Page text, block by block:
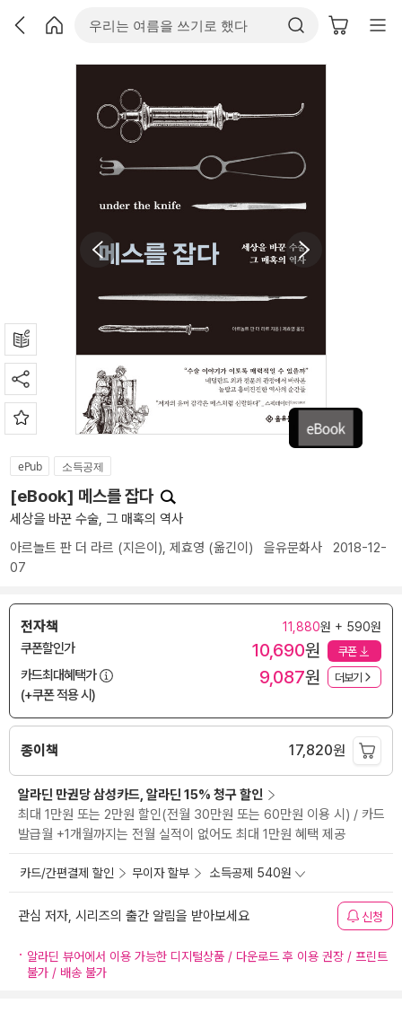
ePub 소득공제
[eBook] 메스를 잡다
세상을 바꾼 수술, 그 매혹의 역사
아르놀트 판 더 라르 (지은이), 제효영 (옮긴이) 을유문화사 2018-12-
07
전자책 11,880원 + 590원
쿠폰할인가 10,690원 쿠폰
카드최대혜택가
(+쿠폰 적용 시)
9,087원 더보기
종이책 17,820원
알라딘 만권당 삼성카드, 알라딘 15% 청구 할인
최대 1만원 또는 2만원 할인(전월 30만원 또는 60만원 이용 시) / 카드
발급월 +1개월까지는 전월 실적이 없어도 최대 1만원 혜택 제공
카드/간편결제 할인 무이자 할부 소득공제 540원
관심 저자, 시리즈의 출간 알림을 받아보세요 신청
알라딘 뷰어에서 이용 가능한 디지털상품 / 다운로드 후 이용 권장 / 프린트
불가 / 배송 불가